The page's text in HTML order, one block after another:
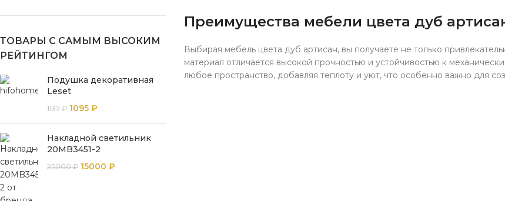
ТОВАРЫ С САМЫМ ВЫСОКИМ
РЕЙТИНГОМ
Подушка декоративная
Leset
1137₽ 1095 ₽
Накладной светильник
20MB3451-2
25000₽ 15000 ₽
Преимущества мебели цвета дуб
Выбирая мебель цвета дуб артисан, вы получаете не только
материал отличается высокой прочностью и устойчивостью к
любое пространство, добавляя теплоту и уют, что особенно важно для